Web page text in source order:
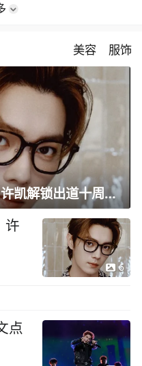
美容 服饰
从复古休闲到先锋正装，许凯解锁出道十周年大片
许
6
点